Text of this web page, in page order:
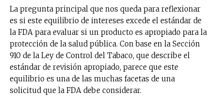
La pregunta principal que nos queda para reflexionar
es si este equilibrio de intereses excede el estándar de
la FDA para evaluar si un producto es apropiado para la
protección de la salud pública. Con base en la Sección
910 de la Ley de Control del Tabaco, que describe el
estándar de revisión apropiado, parece que este
equilibrio es una de las muchas facetas de una
solicitud que la FDA debe considerar.